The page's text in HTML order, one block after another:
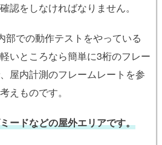
認をしなければなりません。
部での動作テストをやっている
いところなら簡単に3桁のフレー
屋内計測のフレームレートを参
えものです。
ードなどの屋外エリアです。